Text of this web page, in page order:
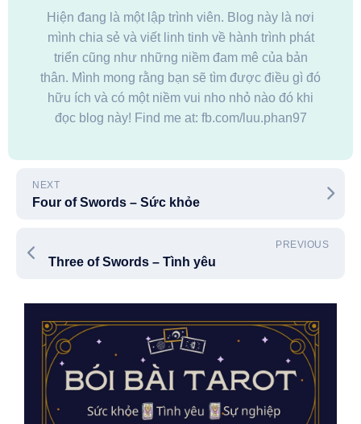
Hiện đang là một lập trình viên. Blog này là nơi
mình chia sẻ và viết linh tinh về hành trình phát
triển cũng như những niềm đam mê của bản
thân. Mình mong rằng bạn sẽ tìm được điều gì đó
hữu ích và có một niềm vui nho nhỏ nào đó khi
đọc blog này! Find me at: fb.com/luu.phan97
NEXT
Four of Swords – Sức khỏe
PREVIOUS
Three of Swords – Tình yêu